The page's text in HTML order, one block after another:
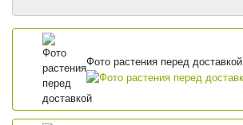
Фото растения перед доставкой